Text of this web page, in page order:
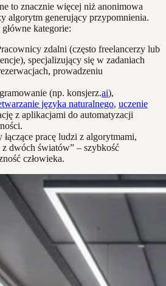
to znacznie więcej niż anonimowa
algorytm generujący przypomnienia.
kategorie:
zdalni (często freelancerzy lub
specjalizujący się w zadaniach
prowadzeniu
(np. konsjerz.ai),
języka naturalnego, uczenie
z aplikacjami do automatyzacji
łączące pracę ludzi z algorytmami,
z dwóch światów” – szybkość
człowieka.